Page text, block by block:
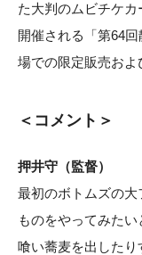
た大判のムビチケ
開催される「第64
場での限定販売およ
＜コメント＞
押井守（監督）
最初のボトムズの
ものをやってみた
喰い蕎麦を出した